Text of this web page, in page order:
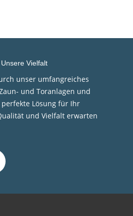
Vielfalt
unser umfangreiches
und Toranlagen und
Lösung für Ihr
und Vielfalt erwarten